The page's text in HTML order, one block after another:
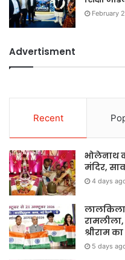
February
Advertisment
Recent
भोलेनाथ
मंदिर,
4 days
श्रीराम
5 days